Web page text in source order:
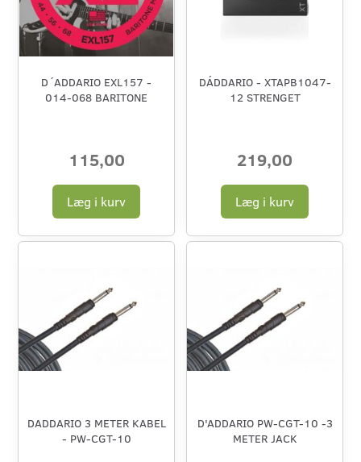
D´ADDARIO EXL157 -
014-068 BARITONE
115,00
Læg i kurv
DÁDDARIO - XTAPB1047-
12 STRENGET
219,00
Læg i kurv
DADDARIO 3 METER KABEL
- PW-CGT-10
D'ADDARIO PW-CGT-10 -3
METER JACK